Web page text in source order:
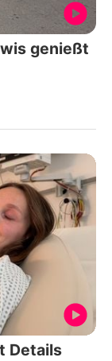
genießt
Details